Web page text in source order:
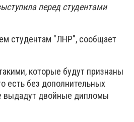
перед студентами
студентам "ЛНР", сообщает
которые будут признаны
есть без дополнительных
выдадут двойные дипломы